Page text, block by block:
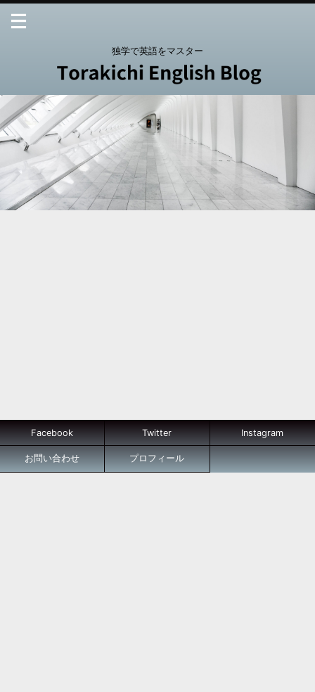
独学で英語をマスター
Facebook Twitter Instagram
お問い合わせ プロフィール